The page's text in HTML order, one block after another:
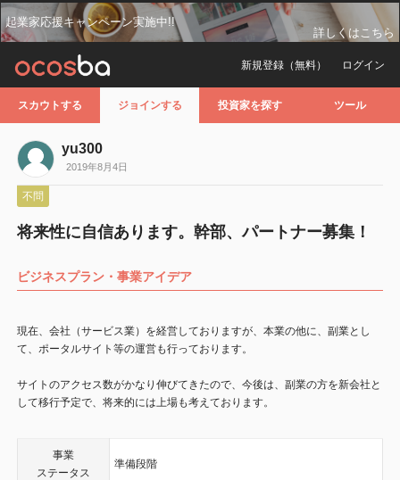
起業家応援キャンペーン実施中!!
詳しくはこちら
ログイン
新規登録（無料）
スカウトする ジョインする 投資家を探す ツール
yu300
2019年8月4日
不問
将来性に自信あります。幹部、パートナー募集！
ビジネスプラン・事業アイデア
現在、会社（サービス業）を経営しておりますが、本業の他に、副業とし
て、ポータルサイト等の運営も行っております。
サイトのアクセス数がかなり伸びてきたので、今後は、副業の方を新会社と
して移行予定で、将来的には上場も考えております。
事業
ステータス
準備段階